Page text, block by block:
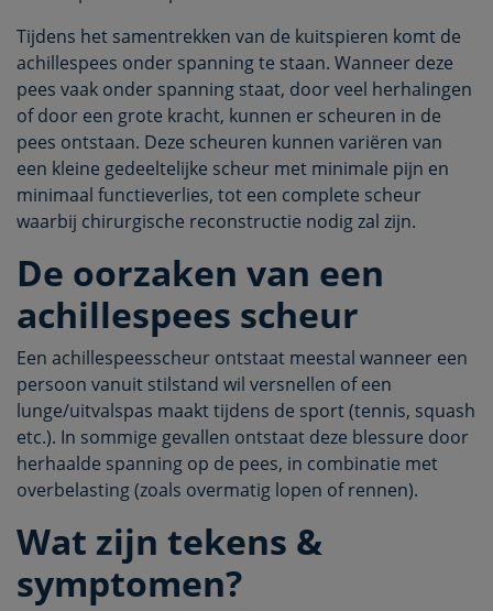
Tijdens het samentrekken van de kuitspieren komt de
achillespees onder spanning te staan. Wanneer deze
pees vaak onder spanning staat, door veel herhalingen
of door een grote kracht, kunnen er scheuren in de
pees ontstaan. Deze scheuren kunnen variëren van
een kleine gedeeltelijke scheur met minimale pijn en
minimaal functieverlies, tot een complete scheur
waarbij chirurgische reconstructie nodig zal zijn.
De oorzaken van een
achillespees scheur
Een achillespeesscheur ontstaat meestal wanneer een
persoon vanuit stilstand wil versnellen of een
lunge/uitvalspas maakt tijdens de sport (tennis, squash
etc.). In sommige gevallen ontstaat deze blessure door
herhaalde spanning op de pees, in combinatie met
overbelasting (zoals overmatig lopen of rennen).
Wat zijn tekens &
symptomen?